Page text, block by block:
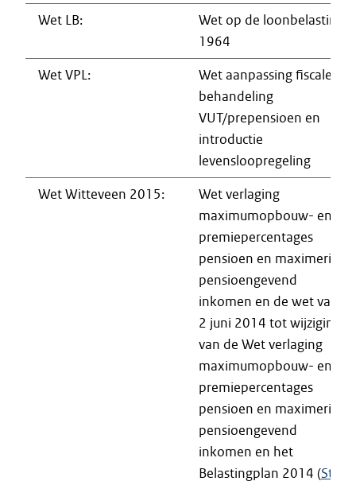
Wet LB:
Wet op de loonbelasting
1964
Wet VPL:
Wet aanpassing fiscale
behandeling
VUT/prepensioen en
introductie
levensloopregeling
Wet Witteveen 2015:
Wet verlaging
maximumopbouw- en
premiepercentages
pensioen en maximering
pensioengevend
inkomen en de wet van
2 juni 2014 tot wijziging
van de Wet verlaging
maximumopbouw- en
premiepercentages
pensioen en maximering
pensioengevend
inkomen en het
Belastingplan 2014 (Stb.